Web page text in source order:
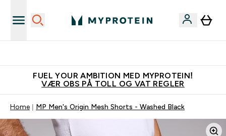
FUEL YOUR AMBITION MED MYPROTEIN!
VÆR OBS PÅ TOLL OG VAT REGLER
Home MP Men's Origin Mesh Shorts - Washed Black